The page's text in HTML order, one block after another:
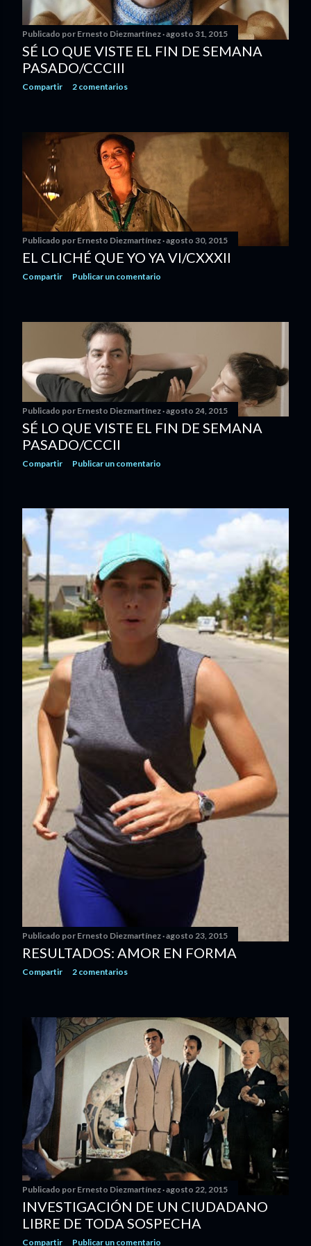
s
Publicado por Ernesto Diezmartínez agosto 31, 2015
SÉ LO QUE VISTE EL FIN DE SEMANA
PASADO/CCCIII
Compartir 2 comentarios
Publicado por Ernesto Diezmartínez agosto 30, 2015
EL CLICHÉ QUE YO YA VI/CXXXII
Compartir Publicar un comentario
Publicado por Ernesto Diezmartínez agosto 24, 2015
SÉ LO QUE VISTE EL FIN DE SEMANA
PASADO/CCCII
Compartir Publicar un comentario
Publicado por Ernesto Diezmartínez agosto 23, 2015
RESULTADOS: AMOR EN FORMA
Compartir 2 comentarios
Publicado por Ernesto Diezmartínez agosto 22, 2015
INVESTIGACIÓN DE UN CIUDADANO
LIBRE DE TODA SOSPECHA
Compartir Publicar un comentario